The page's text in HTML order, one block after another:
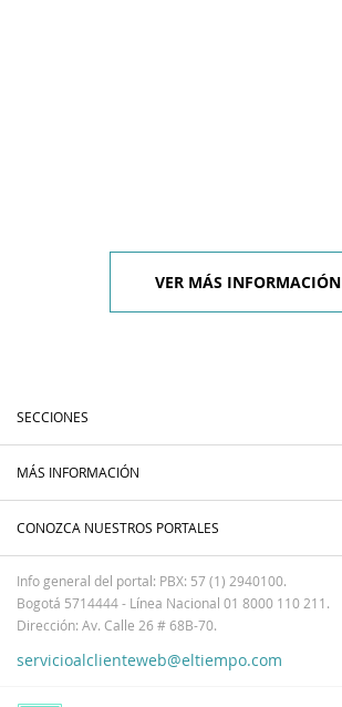
VER MÁS INFORMACIÓN
SECCIONES
MÁS INFORMACIÓN
CONOZCA NUESTROS PORTALES
Info general del portal: PBX: 57 (1) 2940100.
Bogotá 5714444 - Línea Nacional 01 8000 110 211.
Dirección: Av. Calle 26 # 68B-70.
servicioalclienteweb@eltiempo.com